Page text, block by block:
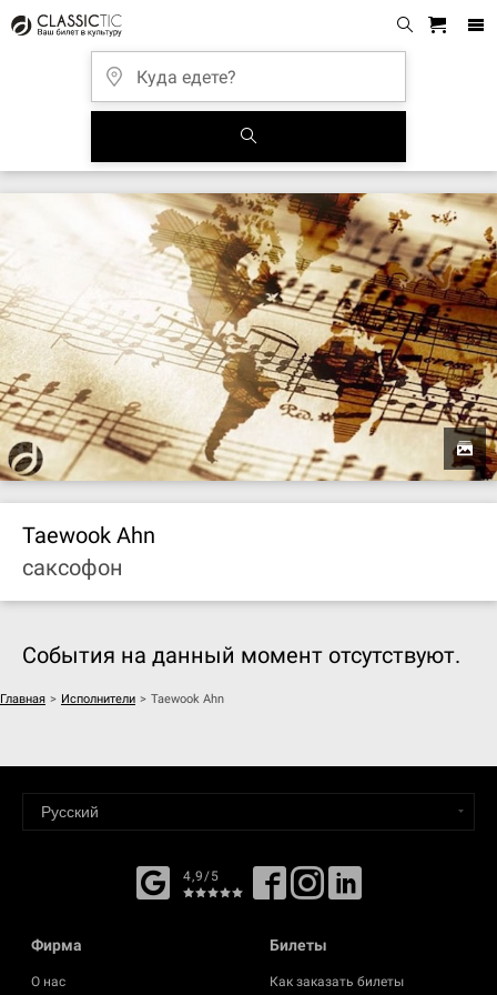
Taewook Ahn
саксофон
События на данный момент отсутствуют.
Главная > Исполнители > Taewook Ahn
4,9/5
Фирма
О нас
Билеты
Как заказать билеты